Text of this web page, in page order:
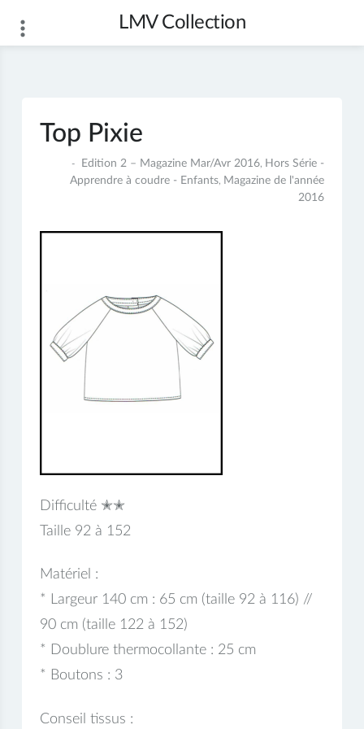
content
LMV Collection
Top Pixie
Edition 2 – Magazine Mar/Avr 2016, Hors Série -
Apprendre à coudre - Enfants, Magazine de l'année
2016
Difficulté ✭✭
Taille 92 à 152
Matériel :
* Largeur 140 cm : 65 cm (taille 92 à 116) //
90 cm (taille 122 à 152)
* Doublure thermocollante : 25 cm
* Boutons : 3
Conseil tissus :